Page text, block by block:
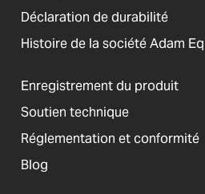
Déclaration de durabilité
Histoire de la société Adam
Enregistrement du produit
Soutien technique
Réglementation et conformité
Blog